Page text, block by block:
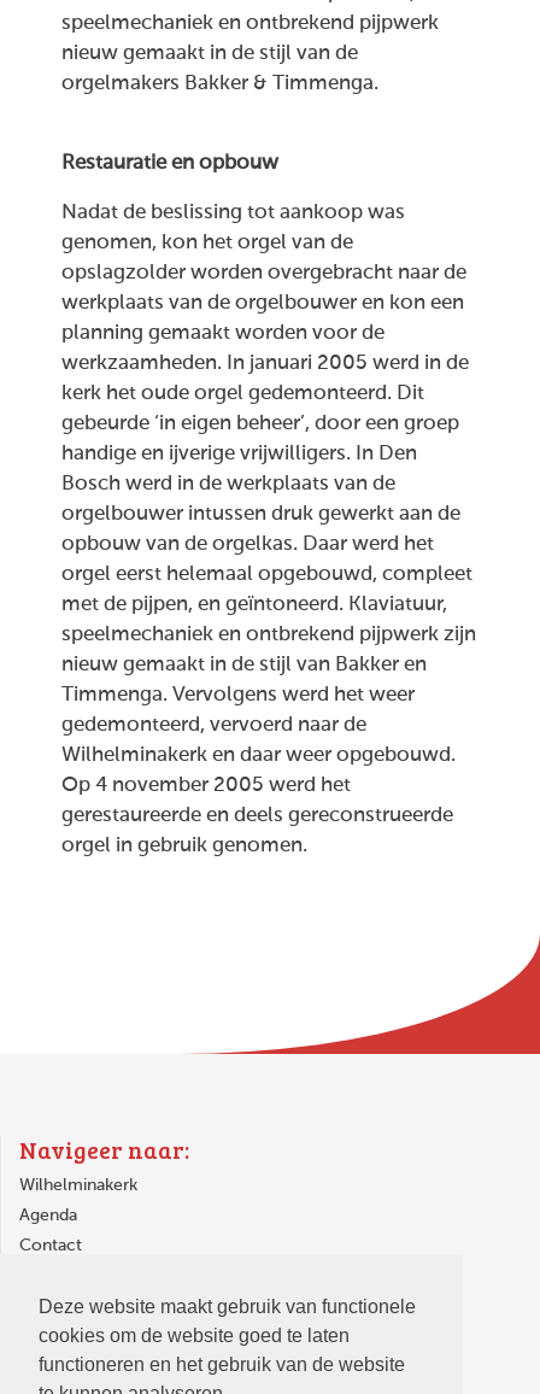
Deze website maakt gebruik van functionele
cookies om de website goed te laten
functioneren en het gebruik van de website
speelmechaniek en ontbrekend pijpwerk
nieuw gemaakt in de stijl van de
orgelmakers Bakker & Timmenga.
Restauratie en opbouw
Nadat de beslissing tot aankoop was
genomen, kon het orgel van de
opslagzolder worden overgebracht naar de
werkplaats van de orgelbouwer en kon een
planning gemaakt worden voor de
werkzaamheden. In januari 2005 werd in de
kerk het oude orgel gedemonteerd. Dit
gebeurde ‘in eigen beheer’, door een groep
handige en ijverige vrijwilligers. In Den
Bosch werd in de werkplaats van de
orgelbouwer intussen druk gewerkt aan de
opbouw van de orgelkas. Daar werd het
orgel eerst helemaal opgebouwd, compleet
met de pijpen, en geïntoneerd. Klaviatuur,
speelmechaniek en ontbrekend pijpwerk zijn
nieuw gemaakt in de stijl van Bakker en
Timmenga. Vervolgens werd het weer
gedemonteerd, vervoerd naar de
Wilhelminakerk en daar weer opgebouwd.
Op 4 november 2005 werd het
gerestaureerde en deels gereconstrueerde
orgel in gebruik genomen.
Navigeer naar:
Wilhelminakerk
Agenda
Contact
In de Wilhelminakerk